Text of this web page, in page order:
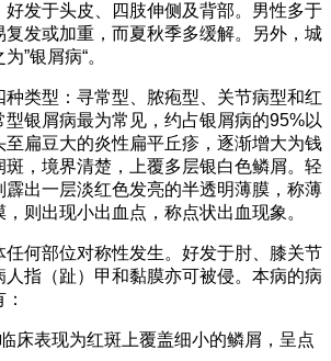
好发于头皮、四肢伸侧及背部。男性多于
复发或加重，而夏秋季多缓解。另外，城
”银屑病“。
类型：寻常型、脓疱型、关节病型和红
型银屑病最为常见，约占银屑病的95%以
至扁豆大的炎性扁平丘疹，逐渐增大为钱
，境界清楚，上覆多层银白色鳞屑。轻
霹出一层淡红色发亮的半透明薄膜，称薄
则出现小出血点，称点状出血现象。
任何部位对称性发生。好发于肘、膝关节
指（趾）甲和黏膜亦可被侵。本病的病
床表现为红斑上覆盖细小的鳞屑，呈点